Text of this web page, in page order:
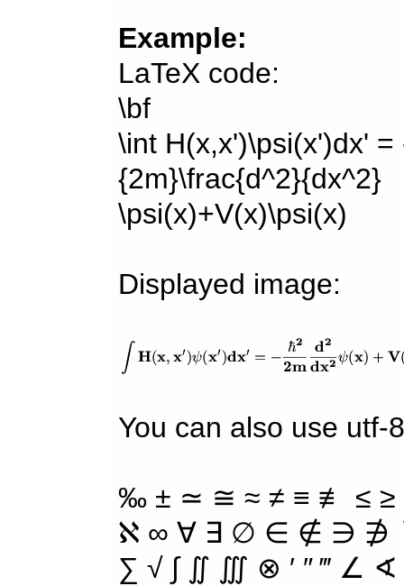
Example:
LaTeX code:
\bf
\int H(x,x')\psi(x')dx'
{2m}\frac{d^2}{dx^2}
\psi(x)+V(x)\psi(x)
Displayed image:
You can also use utf-
‰ ± ≃ ≅ ≈ ≠ ≡ ≢ ≤
ℵ ∞ ∀ ∃ ∅ ∈ ∉ ∋ ∌
∑ √ ∫ ∬ ∭ ⊗ ′ ″ ‴ ∠